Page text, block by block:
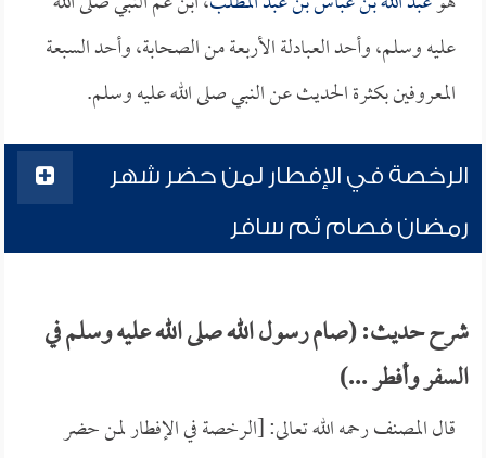
عليه وسلم، وأحد العبادلة الأربعة من الصحابة، وأحد السبعة
المعروفين بكثرة الحديث عن النبي صلى الله عليه وسلم.
الرخصة في الإفطار لمن حضر شهر
رمضان فصام ثم سافر
شرح حديث: (صام رسول الله صلى الله عليه وسلم في
السفر وأفطر ...)
قال المصنف رحمه الله تعالى: [الرخصة في الإفطار لمن حضر